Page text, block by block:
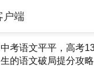
户端
中考语文平平，高考
生的语文破局提分攻略